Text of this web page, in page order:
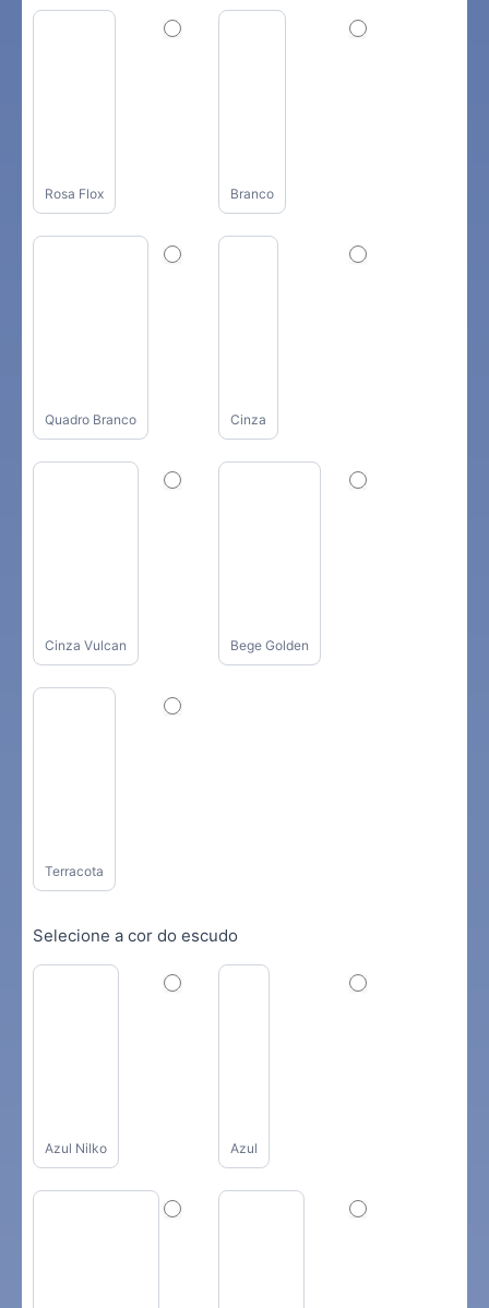
Rosa Flox Branco
Quadro Branco Cinza
Cinza Vulcan Bege Golden
Terracota
Selecione a cor do escudo
Azul Nilko Azul